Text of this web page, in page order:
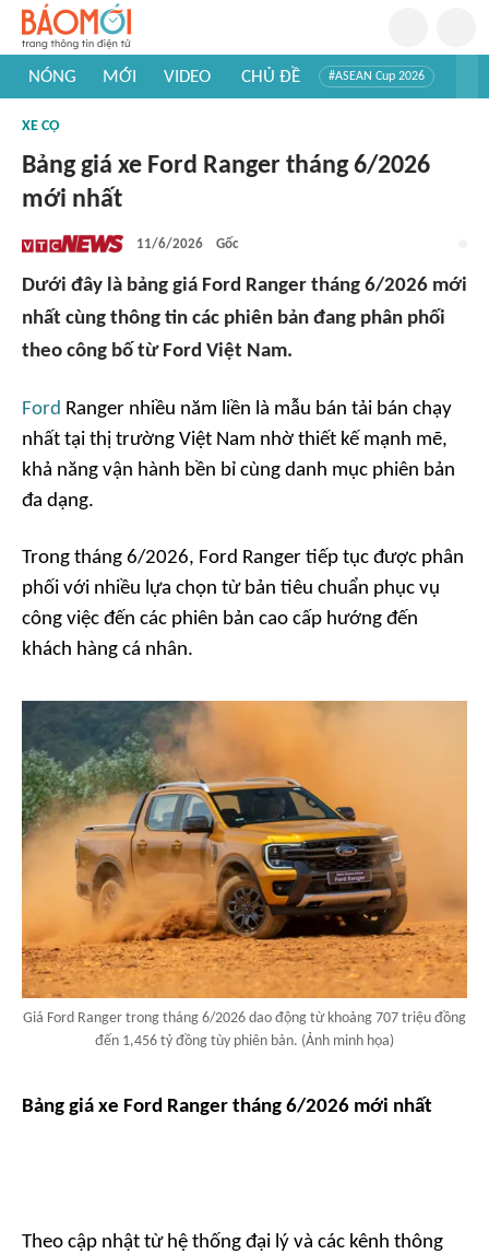
NÓNG MỚI VIDEO CHỦ ĐỀ #ASEAN Cup 2026
#Khám phá thế giới
XE CỘ
Bảng giá xe Ford Ranger tháng 6/2026
mới nhất
11/6/2026 Gốc
Dưới đây là bảng giá Ford Ranger tháng 6/2026 mới
nhất cùng thông tin các phiên bản đang phân phối
theo công bố từ Ford Việt Nam.
Ford Ranger nhiều năm liền là mẫu bán tải bán chạy
nhất tại thị trường Việt Nam nhờ thiết kế mạnh mẽ,
khả năng vận hành bền bỉ cùng danh mục phiên bản
đa dạng.
Trong tháng 6/2026, Ford Ranger tiếp tục được phân
phối với nhiều lựa chọn từ bản tiêu chuẩn phục vụ
công việc đến các phiên bản cao cấp hướng đến
khách hàng cá nhân.
Giá Ford Ranger trong tháng 6/2026 dao động từ khoảng 707 triệu đồng
đến 1,456 tỷ đồng tùy phiên bản. (Ảnh minh họa)
Bảng giá xe Ford Ranger tháng 6/2026 mới nhất
Theo cập nhật từ hệ thống đại lý và các kênh thông